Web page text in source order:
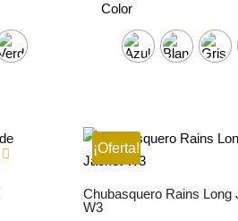
Color
¡Oferta!
Chubasquero Rains Long
W3